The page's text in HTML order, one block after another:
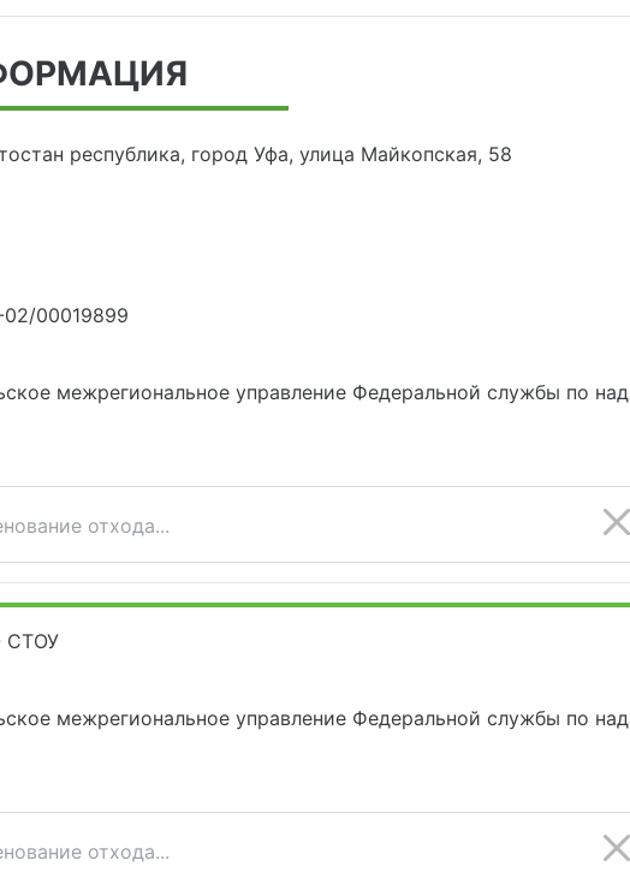
республика, город Уфа, улица Майкопская, 58
00019899
межрегиональное управление Федеральной службы по
отхода...
СТОУ
межрегиональное управление Федеральной службы по
отхода...